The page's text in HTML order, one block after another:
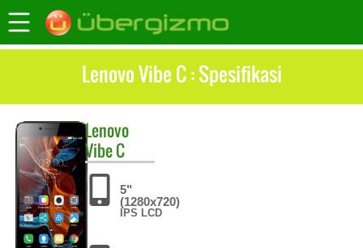
Lenovo Vibe C : Spesifikasi
Lenovo
Vibe C
5"
(1280x720)
IPS LCD